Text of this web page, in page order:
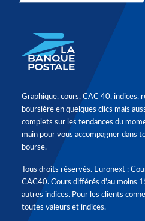
Graphique, cours, CAC 40, indices,
boursière en quelques clics mais
complets sur les tendances du
main pour vous accompagner dans
bourse.
Tous droits réservés. Euronext :
CAC40. Cours différés d'au moins
autres indices. Pour les clients
toutes valeurs et indices.